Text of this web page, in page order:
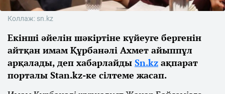
Коллаж: sn.kz
Екінші әйелін шәкіртіне күйеуге бергенін
айтқан имам Құрбанәлі Ахмет айыппұл
арқалады, деп хабарлайды Sn.kz ақпарат
порталы Stan.kz-ке сілтеме жасап.